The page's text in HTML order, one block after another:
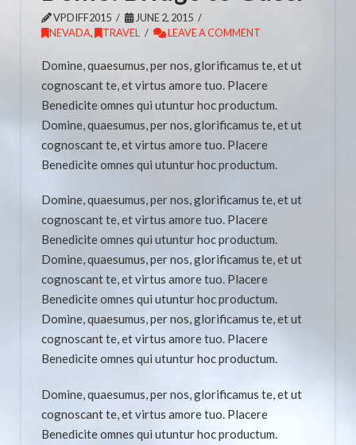
VPDIFF2015
JUNE 2, 2015
NEVADA, TRAVEL LEAVE A COMMENT
Domine, quaesumus, per nos, glorificamus te, et ut
cognoscant te, et virtus amore tuo. Placere
Benedicite omnes qui utuntur hoc productum.
Domine, quaesumus, per nos, glorificamus te, et ut
cognoscant te, et virtus amore tuo. Placere
Benedicite omnes qui utuntur hoc productum.
Domine, quaesumus, per nos, glorificamus te, et ut
cognoscant te, et virtus amore tuo. Placere
Benedicite omnes qui utuntur hoc productum.
Domine, quaesumus, per nos, glorificamus te, et ut
cognoscant te, et virtus amore tuo. Placere
Benedicite omnes qui utuntur hoc productum.
Domine, quaesumus, per nos, glorificamus te, et ut
cognoscant te, et virtus amore tuo. Placere
Benedicite omnes qui utuntur hoc productum.
Domine, quaesumus, per nos, glorificamus te, et ut
cognoscant te, et virtus amore tuo. Placere
Benedicite omnes qui utuntur hoc productum.